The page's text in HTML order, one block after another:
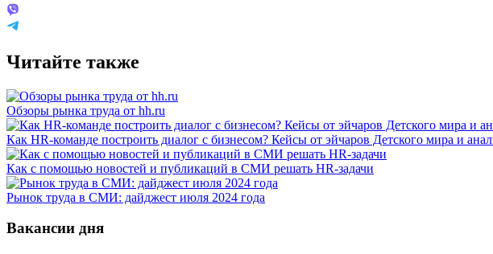
Читайте также
Обзоры рынка труда от hh.ru
Как HR-команде построить диалог с бизнесом? Кейсы от эйчаров Детского мира и
Как с помощью новостей и публикаций в СМИ решать HR-задачи
Рынок труда в СМИ: дайджест июля 2024 года
Вакансии дня